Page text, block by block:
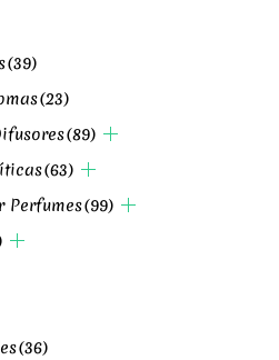
(39)
(23)
(89)
(63)
Perfumes(99)
(36)